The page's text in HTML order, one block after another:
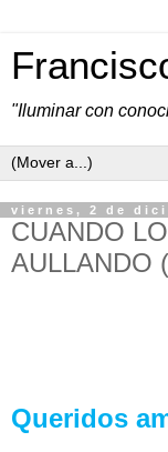
"Iluminar con
viernes, 2 de
CUANDO
AULLANDO
Queridos